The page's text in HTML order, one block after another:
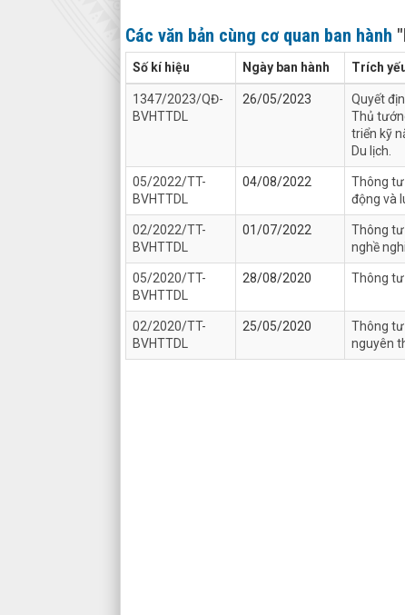
Các văn bản cùng cơ quan ban hành
Số kí hiệu Ngày ban hành Trích
1347/2023/QĐ-
BVHTTDL
26/05/2023
Quyết
Thủ
triển kỹ
Du lịch.
05/2022/TT-
BVHTTDL
04/08/2022
Thông tư
động và
02/2022/TT-
BVHTTDL
01/07/2022
Thông tư
nghề
05/2020/TT-
BVHTTDL
28/08/2020 Thông tư
02/2020/TT-
BVHTTDL
25/05/2020
Thông tư
nguyên